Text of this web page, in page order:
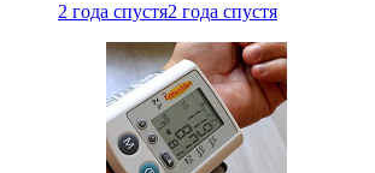
2 года спустя2 года спустя